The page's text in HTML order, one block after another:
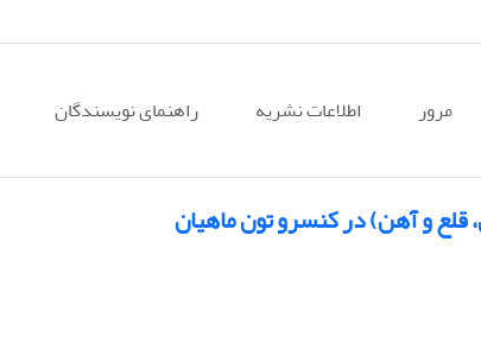
مرور اطلاعات نشریه راهنمای نویسندگان
قلع و آهن) در کنسرو تون ماهیان